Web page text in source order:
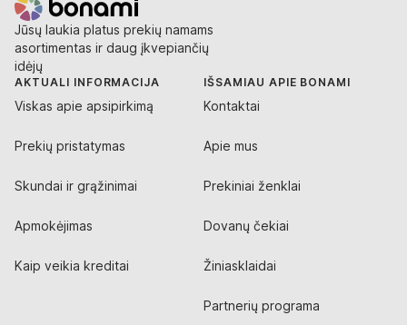
Jūsų laukia platus prekių namams
asortimentas ir daug įkvepiančių
idėjų
AKTUALI INFORMACIJA
Viskas apie apsipirkimą
Prekių pristatymas
Skundai ir grąžinimai
Apmokėjimas
Kaip veikia kreditai
IŠSAMIAU APIE BONAMI
Kontaktai
Apie mus
Prekiniai ženklai
Dovanų čekiai
Žiniasklaidai
Partnerių programa